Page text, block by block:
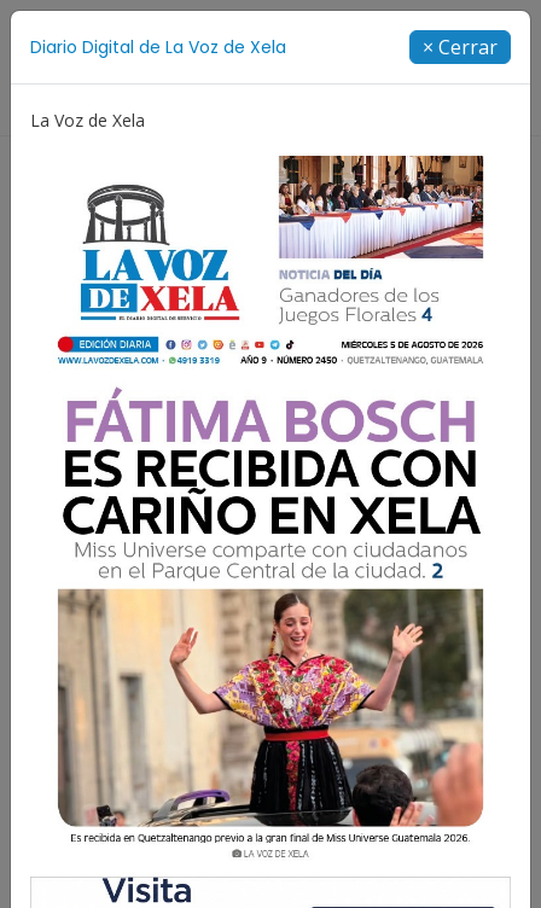
Diario Digital de La Voz de Xela × Cerrar
La Voz de Xela
Volcán Santiaguito
mantiene actividad
elevada y genera
columnas
La desgasificación continúa de forma constante,
elevándose hasta 500 metros sobre el cráter.
La Voz de Xela 11 Junio 2025 11:05